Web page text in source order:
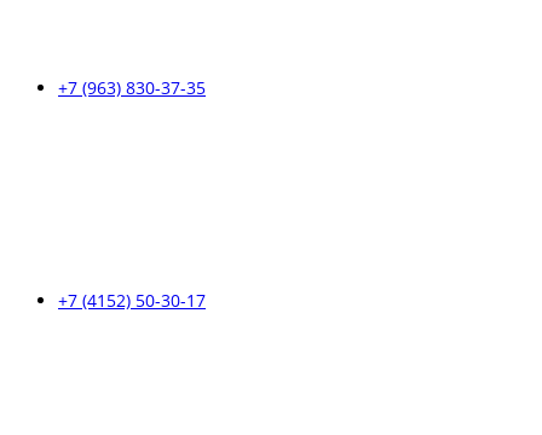
+7 (963) 830-37-35
+7 (4152) 50-30-17